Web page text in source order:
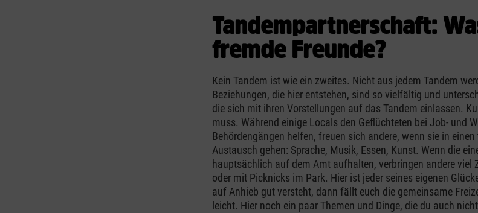
Tandempartnerschaft:
fremde Freunde?
Kein Tandem ist wie ein zweites. Nicht aus jedem Tandem
Beziehungen, die hier entstehen, sind so vielfältig und
die sich mit ihren Vorstellungen auf das Tandem einlassen.
muss. Während einige Locals den Geflüchteten bei Job- und
Behördengängen helfen, freuen sich andere, wenn sie in
Austausch gehen: Sprache, Musik, Essen, Kunst. Wenn die
hauptsächlich auf dem Amt aufhalten, verbringen andere viel
oder mit Picknicks im Park. Hier ist jeder seines eigenen
auf Anhieb gut versteht, dann fällt euch die gemeinsame
leicht. Hier noch ein paar Themen und Dinge, die du auch